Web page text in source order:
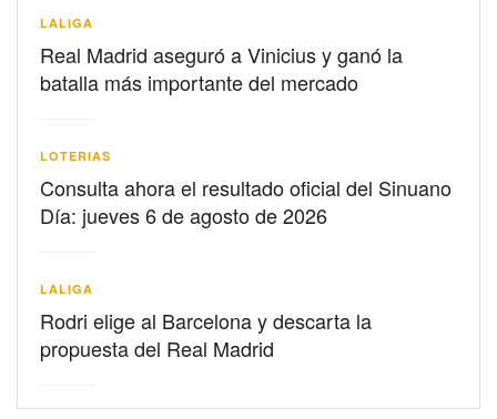
LALIGA
Real Madrid aseguró a Vinicius y ganó la
batalla más importante del mercado
LOTERIAS
Consulta ahora el resultado oficial del Sinuano
Día: jueves 6 de agosto de 2026
LALIGA
Rodri elige al Barcelona y descarta la
propuesta del Real Madrid